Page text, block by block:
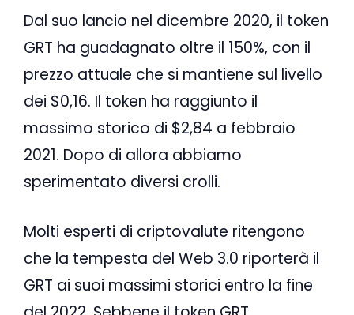
Dal suo lancio nel dicembre 2020, il token
GRT ha guadagnato oltre il 150%, con il
prezzo attuale che si mantiene sul livello
dei $0,16. Il token ha raggiunto il
massimo storico di $2,84 a febbraio
2021. Dopo di allora abbiamo
sperimentato diversi crolli.
Molti esperti di criptovalute ritengono
che la tempesta del Web 3.0 riporterà il
GRT ai suoi massimi storici entro la fine